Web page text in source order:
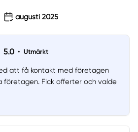
augusti 2025
5.0 • Utmärkt
att få kontakt med företagen
företagen. Fick offerter och valde